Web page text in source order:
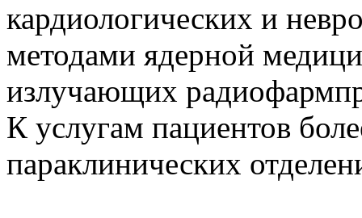
кардиологических и
методами ядерной
излучающих
К услугам пациентов
параклинических